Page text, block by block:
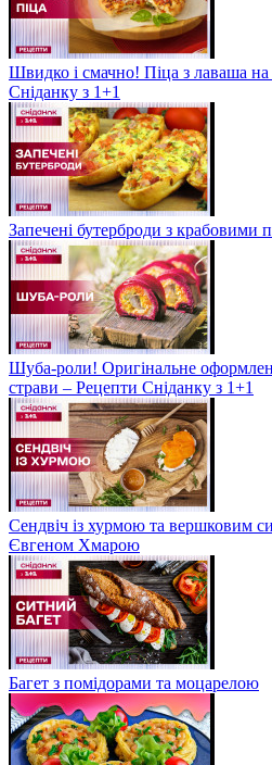
Швидко і смачно! Піца з лаваша на
Сніданку з 1+1
Запечені бутерброди з крабовими
Шуба-роли! Оригінальне
страви – Рецепти Сніданку з 1+1
Сендвіч із хурмою та вершковим
Євгеном Хмарою
Багет з помідорами та моцарелою